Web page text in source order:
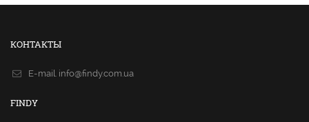
КОНТАКТЫ
E-mail. info@findy.com.ua
FINDY